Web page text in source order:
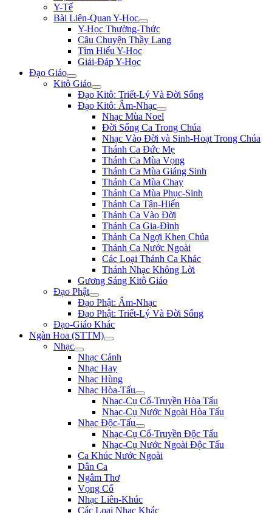
Y-Tế
Bài Liên-Quan Y-Học
Y-Học Thường-Thức
Câu Chuyện Thầy Lang
Tìm Hiểu Y-Hoc
Giải-Đáp Y-Học
Đạo Giáo
Kitô Giáo
Đạo Kitô: Triết-Lý Và Đời Sống
Đạo Kitô: Âm-Nhạc
Nhạc Mùa Noel
Đời Sống Ca Trong Chúa
Nhạc Vào Đời và Sinh-Hoạt Trong Chúa
Thánh Ca Đức Mẹ
Thánh Ca Mùa Vọng
Thánh Ca Mùa Giáng Sinh
Thánh Ca Mùa Chay
Thánh Ca Mùa Phục-Sinh
Thánh Ca Tận-Hiến
Thánh Ca Vào Đời
Thánh Ca Gia-Đình
Thánh Ca Ngợi Khen Chúa
Thánh Ca Nước Ngoài
Các Loại Thánh Ca Khác
Thánh Nhạc Không Lời
Gương Sáng Kitô Giáo
Đạo Phật
Đạo Phật: Âm-Nhạc
Đạo Phật: Triết-Lý Và Đời Sống
Đạo-Giáo Khác
Ngàn Hoa (STTM)
Nhạc
Nhạc Cảnh
Nhạc Hay
Nhạc Hùng
Nhạc Hòa-Tấu
Nhạc-Cụ Cổ-Truyền Hòa Tấu
Nhạc-Cụ Nước Ngoài Hòa Tấu
Nhạc Độc-Tấu
Nhạc-Cụ Cổ-Truyền Độc Tấu
Nhạc-Cụ Nước Ngoài Độc Tấu
Ca Khúc Nước Ngoài
Dân Ca
Ngâm Thơ
Vọng Cổ
Nhạc Liên-Khúc
Các Loại Nhạc Khác